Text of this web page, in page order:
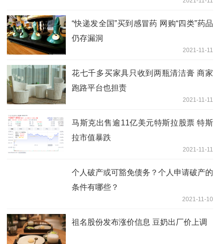
“快递发全国”买到感冒药 网购“四类”药品
仍存漏洞
2021-11-11
花七千多买家具只收到两瓶清洁膏 商家
跑路平台也担责
2021-11-11
马斯克出售逾11亿美元特斯拉股票 特斯
拉市值暴跌
2021-11-11
个人破产或可豁免债务？个人申请破产的
条件有哪些？
2021-11-10
祖名股份发布涨价信息 豆奶出厂价上调